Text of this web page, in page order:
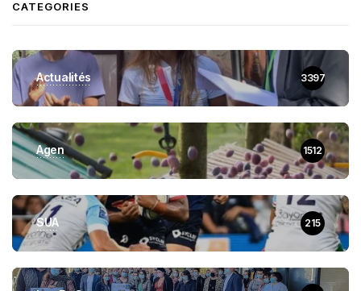
CATEGORIES
Actualités 3397
Agen 1512
SUA 215